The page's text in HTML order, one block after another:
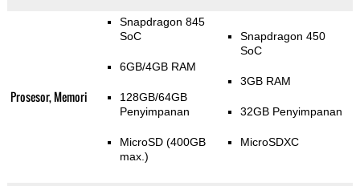
Prosesor, Memori
Snapdragon 845
SoC
6GB/4GB RAM
128GB/64GB
Penyimpanan
MicroSD (400GB
max.)
Snapdragon 450
SoC
3GB RAM
32GB Penyimpanan
MicroSDXC